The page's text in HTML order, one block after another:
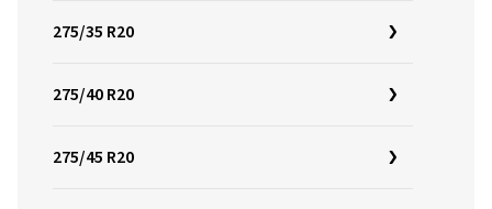
275/35 R20
275/40 R20
275/45 R20